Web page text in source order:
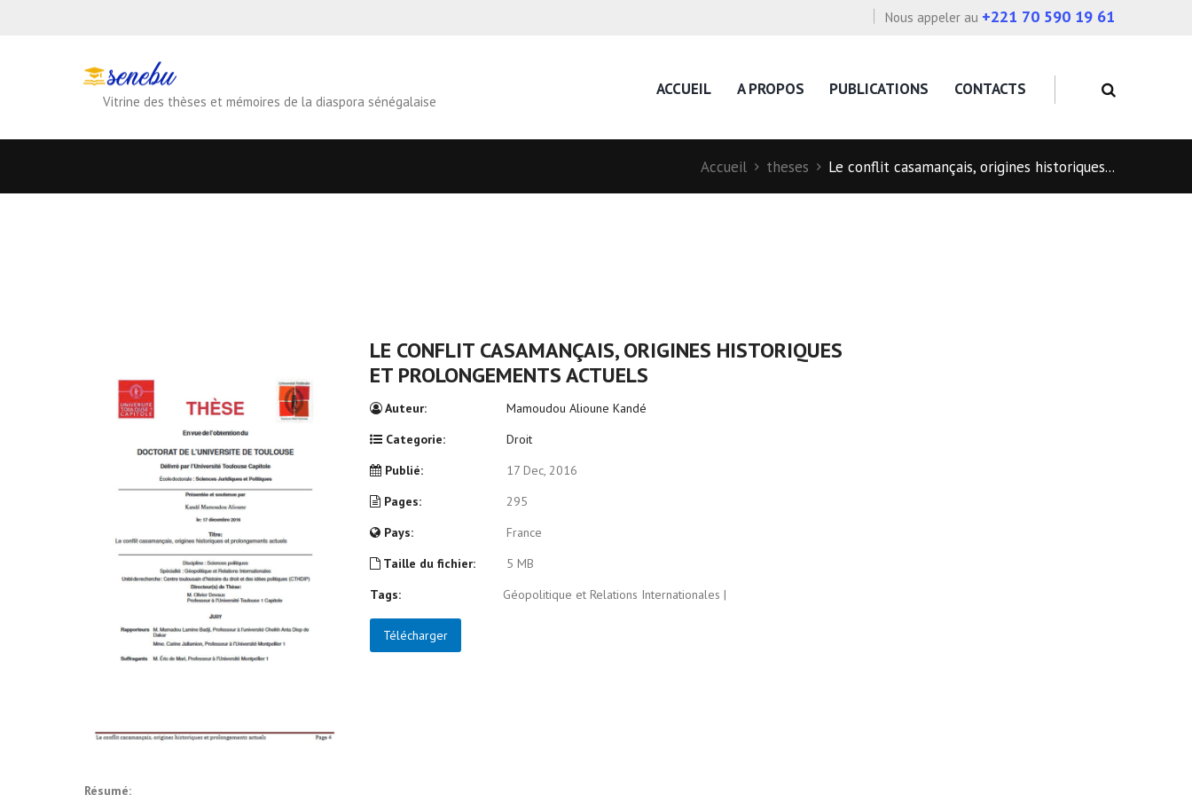
Nous appeler au +221 70 590 19 61
Vitrine des thèses et mémoires de la diaspora sénégalaise
ACCUEIL A PROPOS PUBLICATIONS CONTACTS
Accueil theses Le conflit casamançais, origines historiques...
LE CONFLIT CASAMANÇAIS, ORIGINES HISTORIQUES
ET PROLONGEMENTS ACTUELS
Auteur:
Mamoudou Alioune Kandé
Categorie:
Droit
Publié:
17 Dec, 2016
Pages:
295
Pays:
France
Taille du fichier:
5 MB
Tags:
Géopolitique et Relations Internationales |
Télécharger
Résumé: